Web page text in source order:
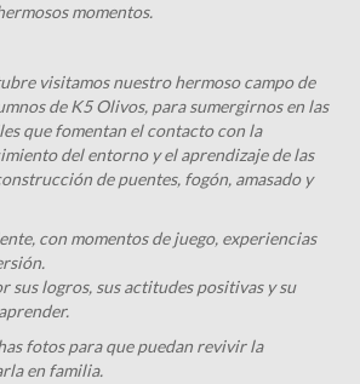
momentos.
visitamos nuestro hermoso campo de
de K5 Olivos, para sumergirnos en las
que fomentan el contacto con la
del entorno y el aprendizaje de las
de puentes, fogón, amasado y
con momentos de juego, experiencias
sus logros, sus actitudes positivas y su
fotos para que puedan revivir la
en familia.